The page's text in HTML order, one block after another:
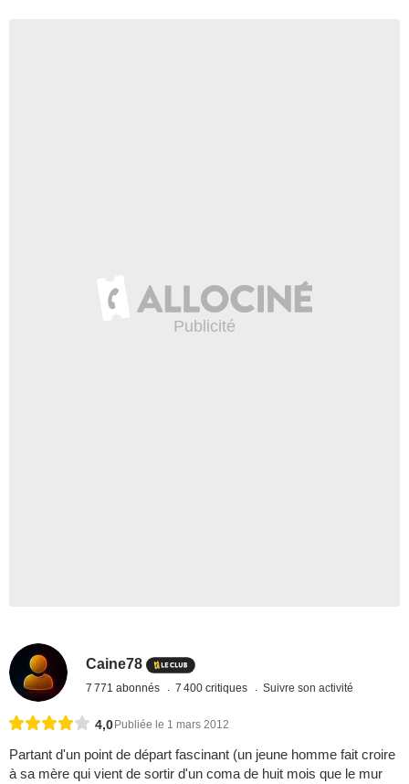
Caine78
7 771 abonnés 7 400 critiques Suivre son activité
4,0 Publiée le 1 mars 2012
Partant d'un point de départ fascinant (un jeune homme fait croire
à sa mère qui vient de sortir d'un coma de huit mois que le mur